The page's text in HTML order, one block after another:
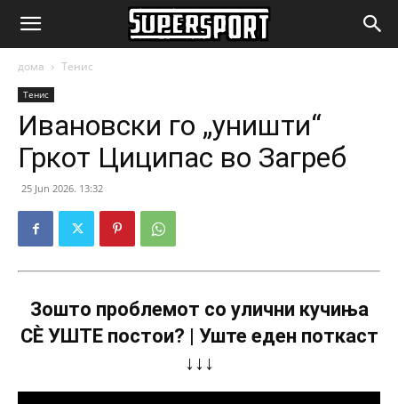
SuperSport.mk
дома Тенис
Тенис
Ивановски го „уништи“
Гркот Циципас во Загреб
25 Jun 2026. 13:32
Зошто проблемот со улични кучиња
СÈ УШТЕ постои? | Уште еден поткаст
↓↓↓